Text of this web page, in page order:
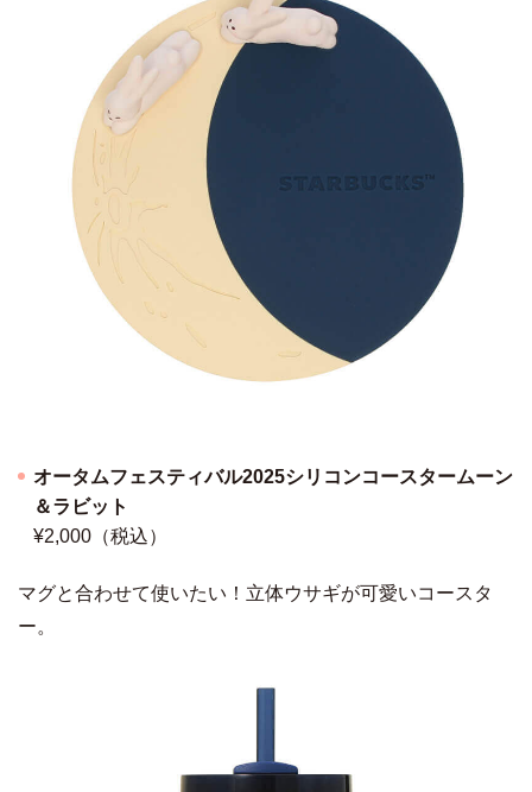
オータムフェスティバル2025シリコンコースタームーン
＆ラビット
¥2,000（税込）
マグと合わせて使いたい！立体ウサギが可愛いコースタ
ー。